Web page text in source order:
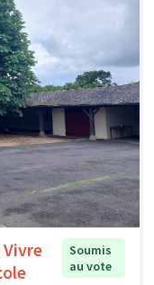
Soumis
au vote